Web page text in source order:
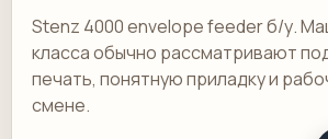
Stenz 4000 envelope feeder б/у.
класса обычно рассматривают
печать, понятную приладку и
смене.